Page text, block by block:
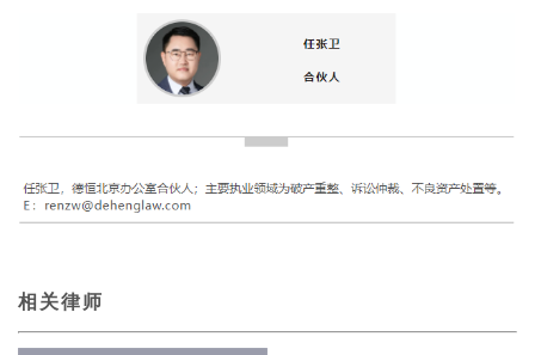
相关律师